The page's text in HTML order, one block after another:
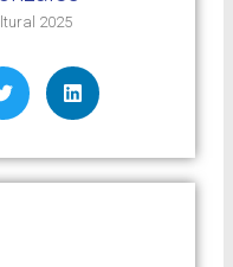
2025